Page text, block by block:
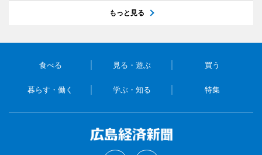
もっと見る
食べる 見る・遊ぶ 買う
暮らす・働く 学ぶ・知る 特集